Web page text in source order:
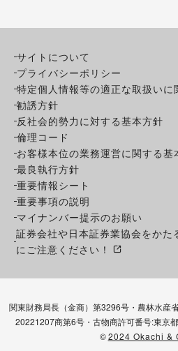
サイトについて
プライバシーポリシー
特定個人情報等の適正な取扱いに
勧誘方針
反社会的勢力に対する基本方針
倫理コード
お客様本位の業務運営に関する基
最良執行方針
重要情報シート
重要事項の説明
マイナンバー提示のお願い
証券会社や日本証券業協会をかた
にご注意ください！
関東財務局長（金商）第3296号・農林水産
20221207商第6号・古物商許可番号:東京
©2024 Okachi &